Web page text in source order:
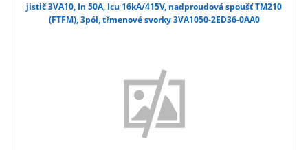
jistič 3VA10, In 50A, Icu 16kA/415V, nadproudová spoušť TM210
(FTFM), 3pól, třmenové svorky 3VA1050-2ED36-0AA0